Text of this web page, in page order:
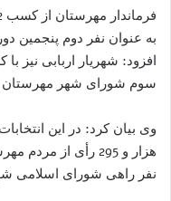
به عنوان نفر دوم پنجمین
سوم شورای شهر مهرستان
هزار و 295 رأی از
نفر راهی شورای اسلامی